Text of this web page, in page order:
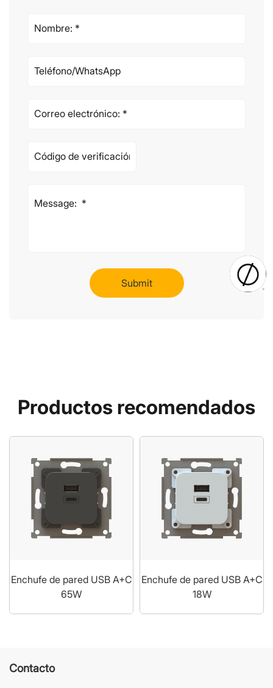
Productos recomendados
Enchufe de pared USB A+C
65W
Enchufe de pared USB A+C
18W
Contacto